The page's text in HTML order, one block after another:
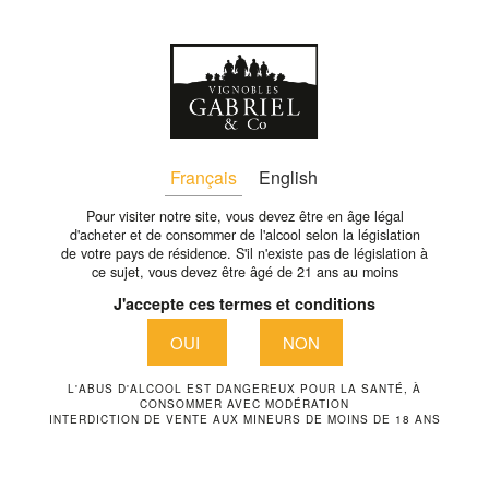
Français English
Pour visiter notre site, vous devez être en âge légal
d'acheter et de consommer de l'alcool selon la législation
de votre pays de résidence. S'il n'existe pas de législation à
ce sujet, vous devez être âgé de 21 ans au moins
J'accepte ces termes et conditions
OUI NON
L'ABUS D'ALCOOL EST DANGEREUX POUR LA SANTÉ, À
CONSOMMER AVEC MODÉRATION
INTERDICTION DE VENTE AUX MINEURS DE MOINS DE 18 ANS